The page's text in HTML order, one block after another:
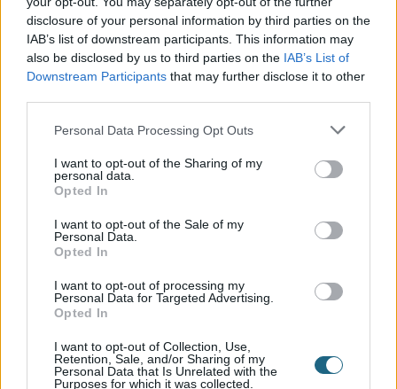
disclosure of your personal information by third parties on the
IAB’s list of downstream participants. This information may
also be disclosed by us to third parties on the IAB’s List of
Downstream Participants that may further disclose it to other
Personal Data Processing Opt Outs
I want to opt-out of the Sharing of my
personal data.
Opted In
I want to opt-out of the Sale of my
Personal Data.
Opted In
I want to opt-out of processing my
Personal Data for Targeted Advertising.
Opted In
I want to opt-out of Collection, Use,
Retention, Sale, and/or Sharing of my
Personal Data that Is Unrelated with the
Purposes for which it was collected.
ανταγωνιστές σας. Είναι σημαντικό να δημιουργήσετε μια
συγκεκριμένη εικόνα της θέσης σας στην αγορά και να βρείτε
τρόπους ν’ αναπτύξετε τη θέση αυτή έναντι του ανταγωνισμού.
7. Προσδιορίστε τις Ομάδες πελατών που θέλετε να στοχεύσετε
Οι ομάδες-στόχοι σας είναι οι πελάτες με τους οποίους θέλετε να
υπηρεσίες σας. Το στάδιο αυτό είναι ιδιαίτερα σημαντικό. Σκεφτείτε
επιχείρησή σας. Πώς αλήθεια σκοπεύετε να τους πείσετε για την
επιχειρηματική σας ιδέα;
8. Βρείτε μία σταθερή Επικοινωνιακή Πολιτική
Η διατήρηση μιας συγκεκριμένης, σταθερής και περιεκτικής
Τα κείμενα παρουσίασης, τα βίντεο, οι φωτογραφίες και οι μέθοδοι
προσέγγισης των πελατών σας πρέπει να χαρακτηρίζονται από
ομοιογένεια και επαγγελματισμο.
9. Δημιουργήστε ένα σύνθημα – σλόγκαν για την επιχείρησή σας
Ο στόχος εδώ είναι να δείξετε ότι το Brand σας ξεχωρίζει από τον